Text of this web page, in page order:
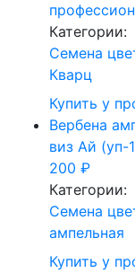
Категории:
Cемена
Кварц
Купить у
Вербена
виз Ай (уп-
200 ₽
Категории:
Cемена
ампельная
Купить у